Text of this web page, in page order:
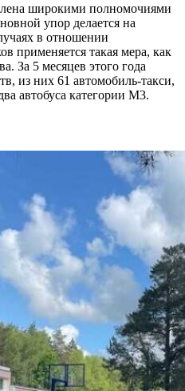
широкими полномочиями
упор делается на
в отношении
применяется такая мера, как
За 5 месяцев этого года
из них 61 автомобиль-такси,
автобуса категории М3.